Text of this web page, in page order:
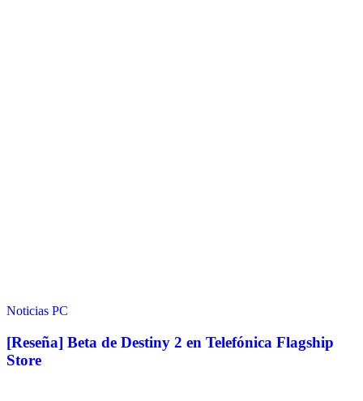
Noticias PC
[Reseña] Beta de Destiny 2 en Telefónica Flagship
Store